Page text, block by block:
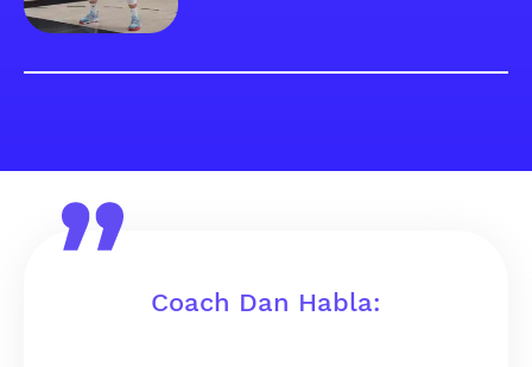
Coach Dan Habla: